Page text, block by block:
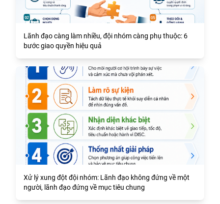
Lãnh đạo càng làm nhiều, đội nhóm càng phụ thuộc: 6
bước giao quyền hiệu quả
Xử lý xung đột đội nhóm: Lãnh đạo không đứng về một
người, lãnh đạo đứng về mục tiêu chung